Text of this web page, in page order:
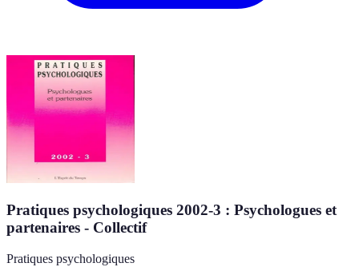
Pratiques psychologiques 2002-3 : Psychologues et
partenaires - Collectif
Pratiques psychologiques